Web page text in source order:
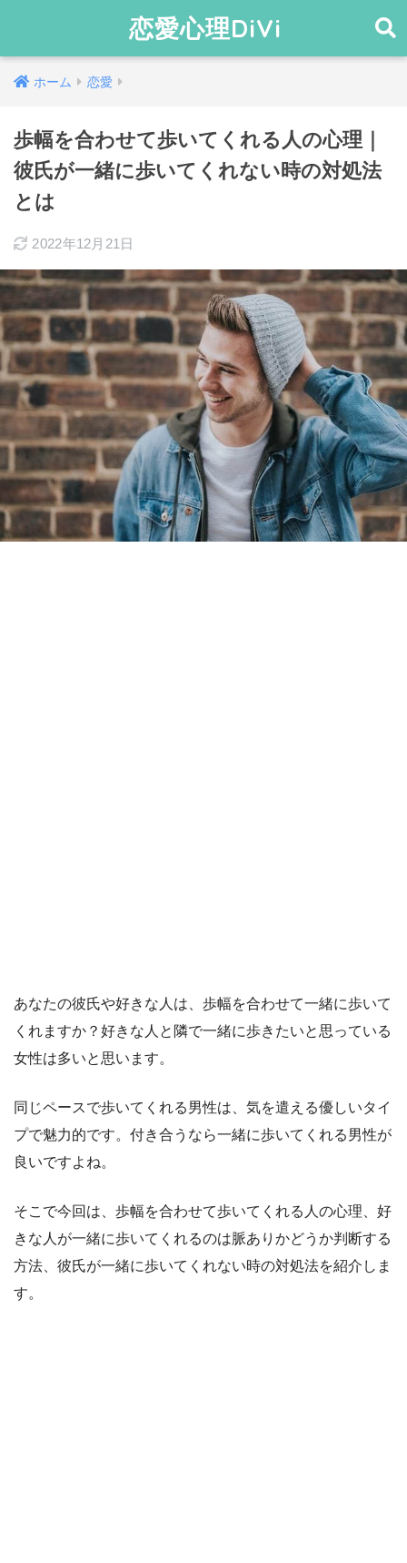
恋愛心理DiVi
ホーム 恋愛
歩幅を合わせて歩いてくれる人の心理｜
彼氏が一緒に歩いてくれない時の対処法
とは
2022年12月21日
あなたの彼氏や好きな人は、歩幅を合わせて一緒に歩いて
くれますか？好きな人と隣で一緒に歩きたいと思っている
女性は多いと思います。
同じペースで歩いてくれる男性は、気を遣える優しいタイ
プで魅力的です。付き合うなら一緒に歩いてくれる男性が
良いですよね。
そこで今回は、歩幅を合わせて歩いてくれる人の心理、好
きな人が一緒に歩いてくれるのは脈ありかどうか判断する
方法、彼氏が一緒に歩いてくれない時の対処法を紹介しま
す。